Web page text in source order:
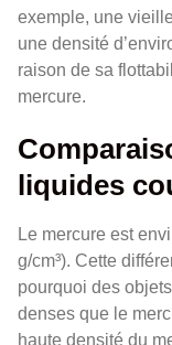
exemple, une
une densité
raison de sa
mercure.
liquides
Le mercure est
g/cm³). Cette
pourquoi des
denses que le
haute densité du